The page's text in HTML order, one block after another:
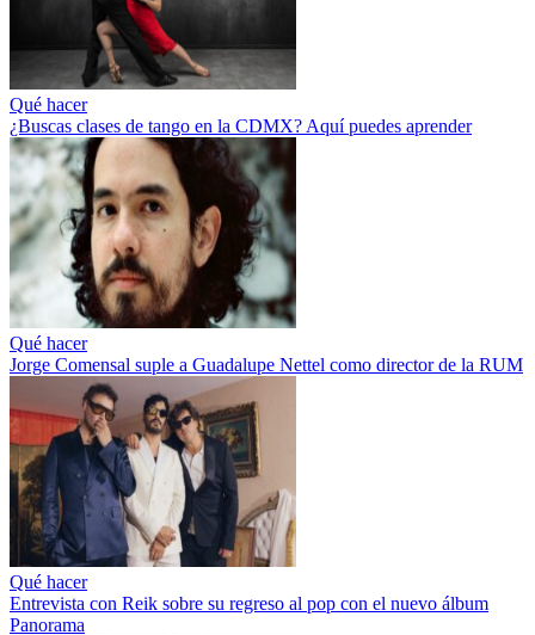
Qué hacer
¿Buscas clases de tango en la CDMX? Aquí puedes aprender
Qué hacer
Jorge Comensal suple a Guadalupe Nettel como director de la RUM
Qué hacer
Entrevista con Reik sobre su regreso al pop con el nuevo álbum
Panorama